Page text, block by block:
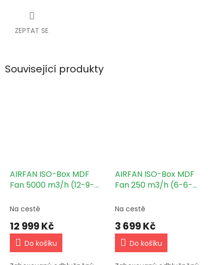
ZEPTAT SE
Související produkty
AIRFAN ISO-Box MDF
Fan 5000 m3/h (12-9-
Na cestě
12 999 Kč
Do košíku
AIRFAN ISO-Box MDF
Fan 250 m3/h (6-6-
Na cestě
3 699 Kč
Do košíku